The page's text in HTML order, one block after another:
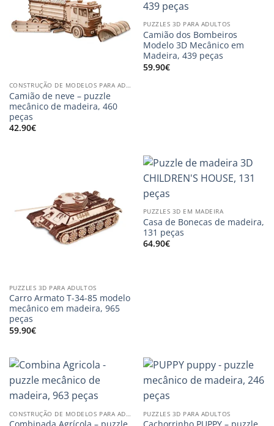
CONSTRUÇÃO DE MODELOS PARA ADULTOS
Camião de neve – puzzle
mecânico de madeira, 460
peças
42.90€
PUZZLES 3D PARA ADULTOS
Camião dos Bombeiros
Modelo 3D Mecânico em
Madeira, 439 peças
59.90€
PUZZLES 3D PARA ADULTOS
Carro Armato T-34-85 modelo
mecânico em madeira, 965
peças
59.90€
PUZZLES 3D EM MADEIRA
Casa de Bonecas de madeira,
131 peças
64.90€
CONSTRUÇÃO DE MODELOS PARA ADULTOS PUZZLES 3D PARA ADULTOS